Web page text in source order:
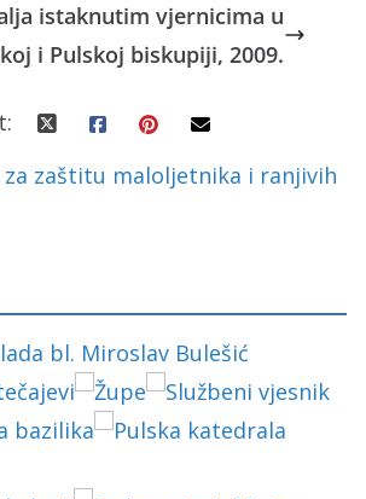
istaknutim vjernicima u
i Pulskoj biskupiji, 2009.